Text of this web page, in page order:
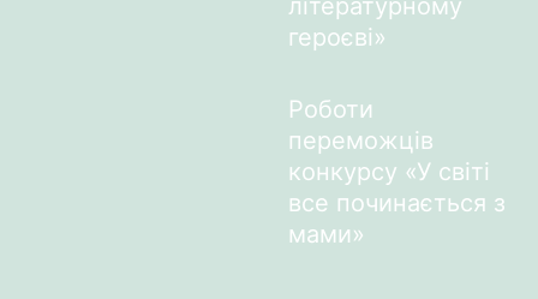
літературному
героєві»
Роботи
переможців
конкурсу «У світі
все починається з
мами»